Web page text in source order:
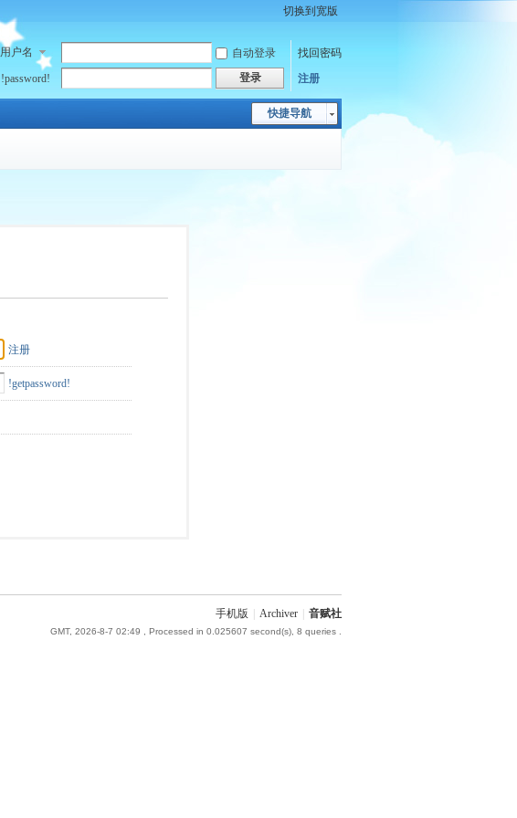
切换到宽版
用户名 自动登录
找回密码
!password!
登录 注册
快捷导航
注册
!getpassword!
手机版 Archiver 音赋社
GMT, 2026-8-7 02:49 , Processed in 0.025607 second(s), 8 queries .